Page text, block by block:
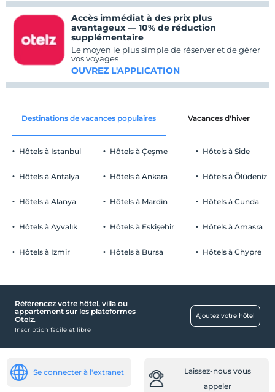
Accès immédiat à des prix plus
avantageux — 10% de réduction
supplémentaire
Le moyen le plus simple de réserver et de gérer
vos voyages
OUVREZ L'APPLICATION
Destinations de vacances populaires Vacances d'hiver
Hôtels à Istanbul
Hôtels à Antalya
Hôtels à Alanya
Hôtels à Ayvalık
Hôtels à Izmir
Hôtels à Çeşme
Hôtels à Ankara
Hôtels à Mardin
Hôtels à Eskişehir
Hôtels à Bursa
Hôtels à Side
Hôtels à Ölüdeniz
Hôtels à Cunda
Hôtels à Amasra
Hôtels à Chypre
Référencez votre hôtel, villa ou
appartement sur les plateformes
Otelz.
Inscription facile et libre
Ajoutez votre hôtel
Se connecter à l'extranet
Laissez-nous vous
appeler